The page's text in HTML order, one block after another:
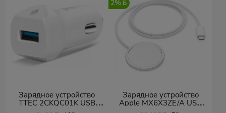
Зарядное устройство
TTEC 2CKQC01K USB
белый
2%
Зарядное устройство
Apple MX6X3ZE/A USB
Type-C белый